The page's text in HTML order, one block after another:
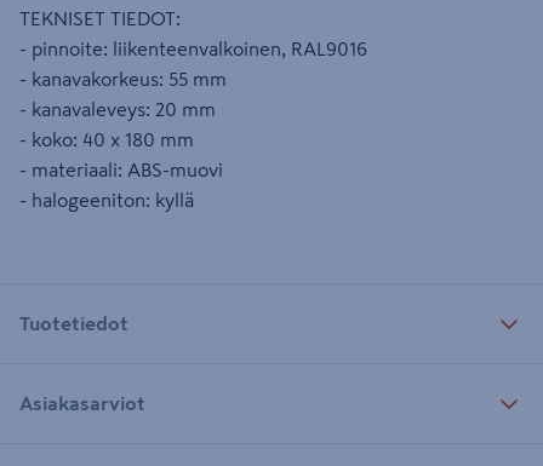
TEKNISET TIEDOT:
- pinnoite: liikenteenvalkoinen, RAL9016
- kanavakorkeus: 55 mm
- kanavaleveys: 20 mm
- koko: 40 x 180 mm
- materiaali: ABS-muovi
- halogeeniton: kyllä
Tuotetiedot
Asiakasarviot